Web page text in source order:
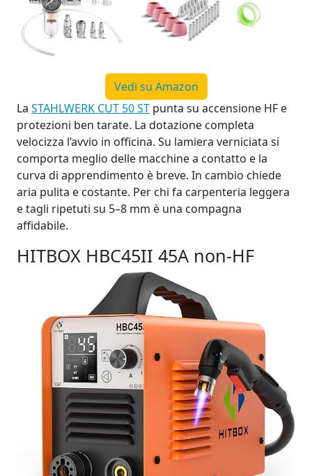
Vedi su Amazon
La STAHLWERK CUT 50 ST punta su accensione HF e
protezioni ben tarate. La dotazione completa
velocizza l’avvio in officina. Su lamiera verniciata si
comporta meglio delle macchine a contatto e la
curva di apprendimento è breve. In cambio chiede
aria pulita e costante. Per chi fa carpenteria leggera
e tagli ripetuti su 5–8 mm è una compagna
affidabile.
HITBOX HBC45II 45A non‑HF